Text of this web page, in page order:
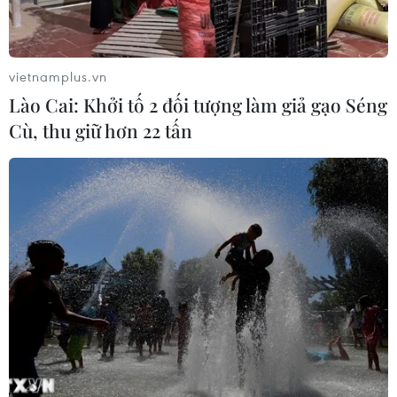
không, du lịch giữa Việt Nam và
Australia
10/08/2026 09:30
Cộng đồng người Việt tại Nhật Bản
chủ động góp sức vào hội nhập quốc
tế
10/08/2026 08:48
Điều đặc biệt ở xứ sở "dải mây trắng"
và cột mốc lịch sử Việt Nam-New
Zealand
10/08/2026 08:33
Tổng Bí thư, Chủ tịch nước Tô Lâm
vietnamplus.vn
Lào Cai: Khởi tố 2 đối tượng làm giả gạo Séng
Cù, thu giữ hơn 22 tấn